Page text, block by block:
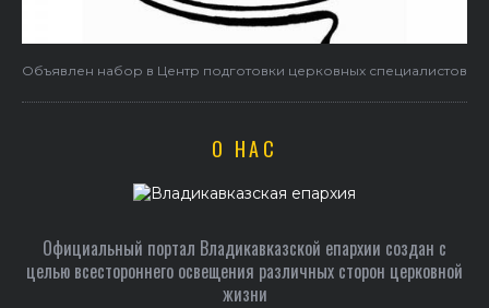
Объявлен набор в Центр подготовки церковных специалистов
О НАС
Официальный портал Владикавказской епархии создан c
целью всестороннего освещения различных сторон церковной
жизни